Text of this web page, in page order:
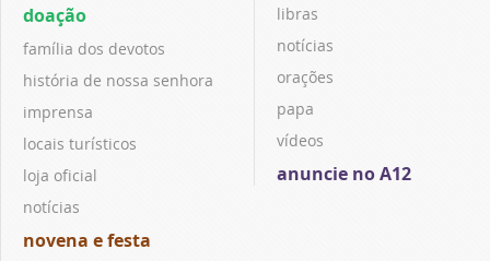
doação
família dos devotos
história de nossa senhora
imprensa
locais turísticos
loja oficial
notícias
novena e festa
libras
notícias
orações
papa
vídeos
anuncie no A12